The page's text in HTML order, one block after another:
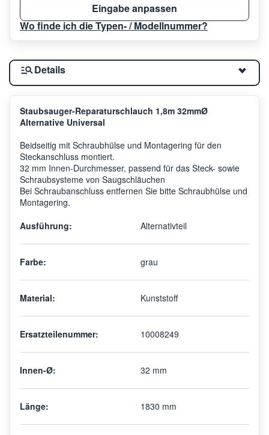
Eingabe anpassen
Wo finde ich die Typen- / Modellnummer?
Details
Staubsauger-Reparaturschlauch 1,8m 32mmØ
Alternative Universal
Beidseitig mit Schraubhülse und Montagering für den
Steckanschluss montiert.
32 mm Innen-Durchmesser, passend für das Steck- sowie
Schraubsysteme von Saugschläuchen
Bei Schraubanschluss entfernen Sie bitte Schraubhülse und
Montagering.
Ausführung:
Alternativteil
Farbe: grau
Material: Kunststoff
Ersatzteilenummer: 10008249
Innen-Ø: 32 mm
Länge: 1830 mm